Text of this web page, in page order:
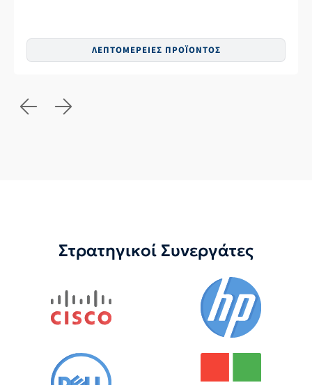
ΛΕΠΤΟΜΕΡΕΙΕΣ ΠΡΟΪΟΝΤΟΣ
Στρατηγικοί Συνεργάτες